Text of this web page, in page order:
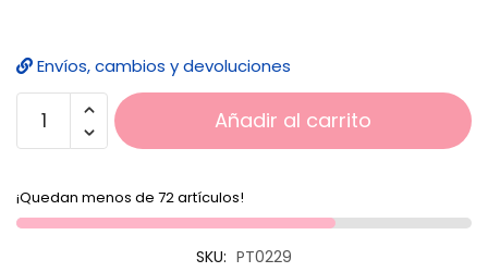
Envíos, cambios y devoluciones
Añadir al carrito
¡Quedan menos de 72 artículos!
SKU: PT0229